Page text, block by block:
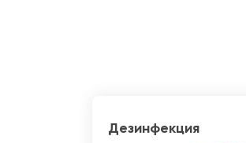
Дезинфекция